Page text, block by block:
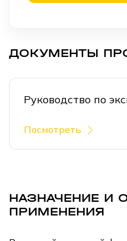
ДОКУМЕНТЫ
Руководство по
Посмотреть
НАЗНАЧЕНИЕ И
ПРИМЕНЕНИЯ